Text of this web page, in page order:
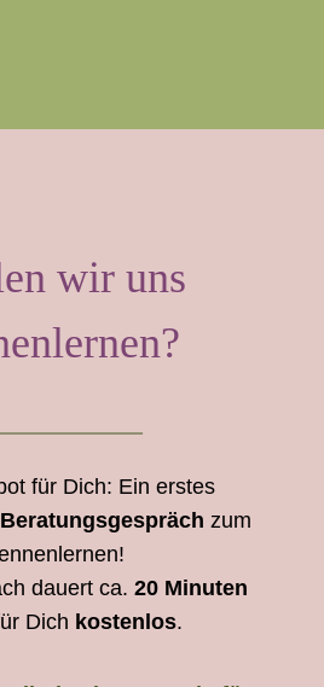
wir uns
für Dich: Ein erstes
zum
dauert ca. 20 Minuten
Dich kostenlos.